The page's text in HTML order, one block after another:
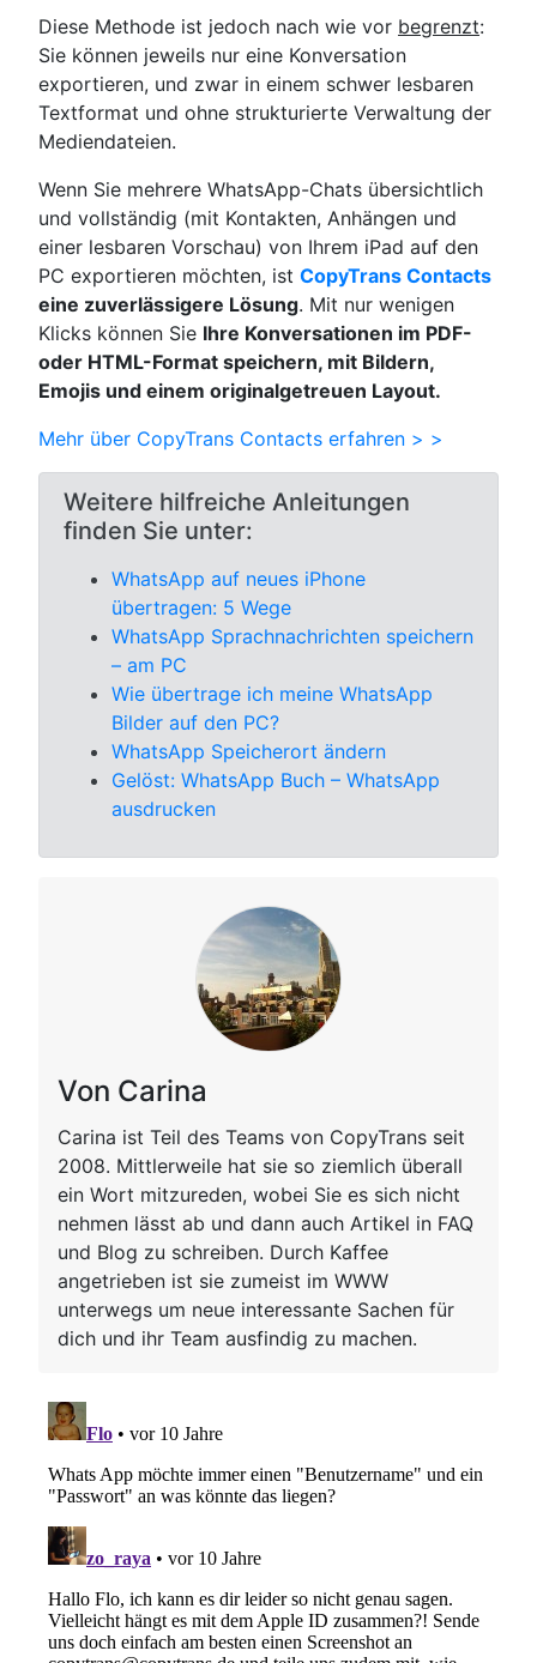
Diese Methode ist jedoch nach wie vor begrenzt:
Sie können jeweils nur eine Konversation
exportieren, und zwar in einem schwer lesbaren
Textformat und ohne strukturierte Verwaltung der
Mediendateien.
Wenn Sie mehrere WhatsApp-Chats übersichtlich
und vollständig (mit Kontakten, Anhängen und
einer lesbaren Vorschau) von Ihrem iPad auf den
PC exportieren möchten, ist CopyTrans Contacts
eine zuverlässigere Lösung. Mit nur wenigen
Klicks können Sie Ihre Konversationen im PDF-
oder HTML-Format speichern, mit Bildern,
Emojis und einem originalgetreuen Layout.
Mehr über CopyTrans Contacts erfahren > >
Weitere hilfreiche Anleitungen
finden Sie unter:
WhatsApp auf neues iPhone
übertragen: 5 Wege
WhatsApp Sprachnachrichten speichern
– am PC
Wie übertrage ich meine WhatsApp
Bilder auf den PC?
WhatsApp Speicherort ändern
Gelöst: WhatsApp Buch – WhatsApp
ausdrucken
Von Carina
Carina ist Teil des Teams von CopyTrans seit
2008. Mittlerweile hat sie so ziemlich überall
ein Wort mitzureden, wobei Sie es sich nicht
nehmen lässt ab und dann auch Artikel in FAQ
und Blog zu schreiben. Durch Kaffee
angetrieben ist sie zumeist im WWW
unterwegs um neue interessante Sachen für
dich und ihr Team ausfindig zu machen.